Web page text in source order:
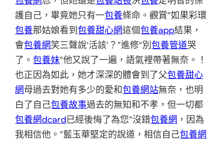
護自己，畢竟她只有一包養條命。觀賞“如果彩環
包養那姑娘看到包養甜心網這個包養app結果，
會包養網笑三聲說‘活該’？”進修“別包養管道哭
了。包養妹”他又說了一遍，語氣裡帶著無奈。！
也正因為如此，她才深深的體會到了父包養甜心
網母過去對她有多少的愛和包養網站無奈，也明
白了自己包養故事過去的無知和不孝，但一切都
包養網dcard已經後悔了為您“沒錯包養網 ，因為
我相信他。”藍玉華堅定的說道，相信自己包養網